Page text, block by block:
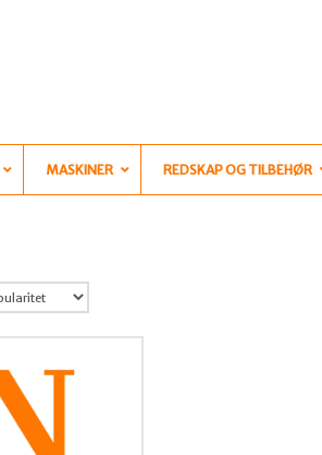
MASKINER REDSKAP OG TILBEHØR